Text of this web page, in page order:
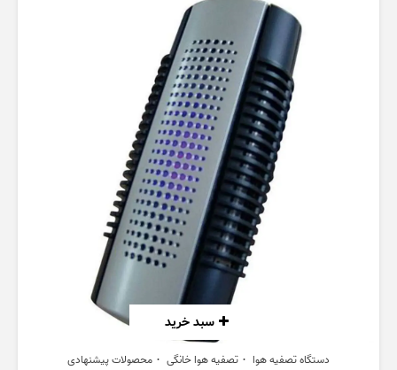
سبد خرید
دستگاه تصفیه هوا تصفیه هوا خانگی محصولات پیشنهادی